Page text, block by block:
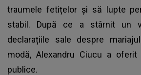
traumele fetițelor și să lupte
stabil. După ce a stârnit un
declarațiile sale despre
modă, Alexandru Ciucu a oferit
publice.